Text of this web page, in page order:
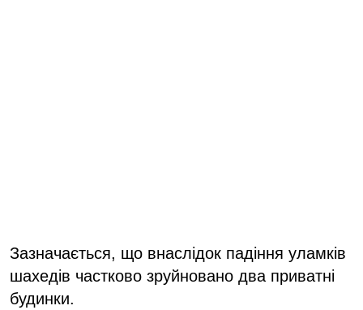
Зазначається, що внаслідок падіння уламків
шахедів частково зруйновано два приватні
будинки.